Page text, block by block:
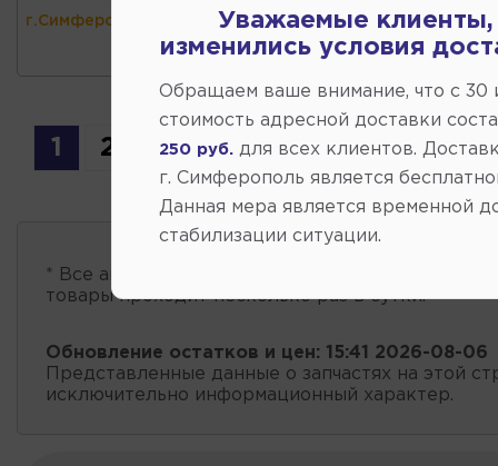
г.Симферополь)
1 2 3 4 5
* Все автозапчасти
товары проходит несколько раз в сутки.
Обновление остатков и цен: 15:41 2026-08-06
Представленные данные о запчастях на этой
исключительно информационный характер.
Уважаемые клиенты,
изменились условия
Обращаем ваше внимание, что c 30
стоимость адресной доставки
250 руб. для всех клиентов.
г. Симферополь является
Данная мера является временной
стабилизации ситуации.